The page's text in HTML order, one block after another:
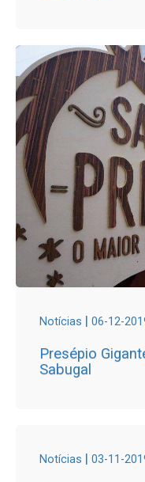
Notícias | 06-12-
Presépio
Sabugal
Notícias | 03-11-